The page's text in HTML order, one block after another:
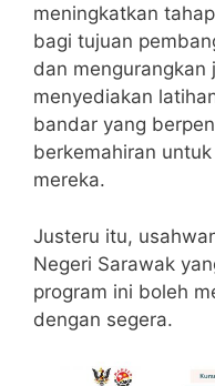
meningkatkan
bagi tujuan
dan mengurangkan
menyediakan
bandar yang
berkemahiran
mereka.
Justeru itu,
Negeri Sarawak
program ini boleh
dengan segera.